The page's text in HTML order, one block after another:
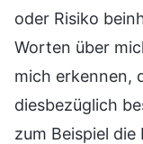
oder Risiko
Worten über
mich erkennen,
diesbezüglich
zum Beispiel